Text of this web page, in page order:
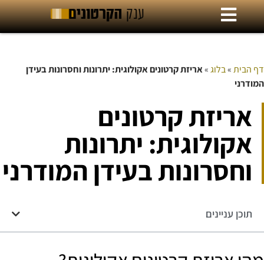
דף הבית»בלוג»אריזת קרטונים אקולוגית: יתרונות וחסרונות בעידן
המודרני
אריזת קרטונים
אקולוגית: יתרונות
וחסרונות בעידן המודרני
תוכן עניינים